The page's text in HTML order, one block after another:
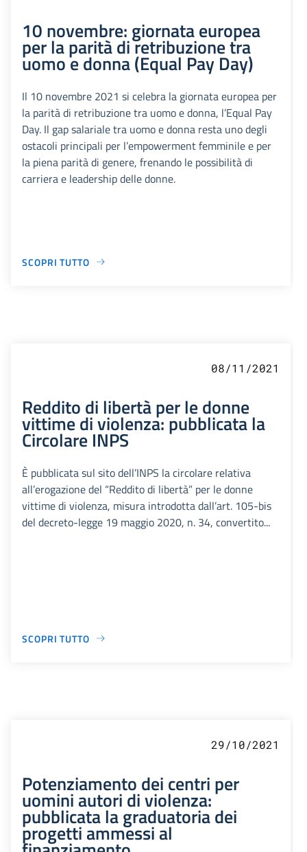
10 novembre: giornata europea
per la parità di retribuzione tra
uomo e donna (Equal Pay Day)
Il 10 novembre 2021 si celebra la giornata europea per
la parità di retribuzione tra uomo e donna, l’Equal Pay
Day. Il gap salariale tra uomo e donna resta uno degli
ostacoli principali per l’empowerment femminile e per
la piena parità di genere, frenando le possibilità di
carriera e leadership delle donne.
SCOPRI TUTTO
08/11/2021
Reddito di libertà per le donne
vittime di violenza: pubblicata la
Circolare INPS
È pubblicata sul sito dell’INPS la circolare relativa
all’erogazione del “Reddito di libertà” per le donne
vittime di violenza, misura introdotta dall’art. 105-bis
del decreto-legge 19 maggio 2020, n. 34, convertito...
SCOPRI TUTTO
29/10/2021
Potenziamento dei centri per
uomini autori di violenza:
pubblicata la graduatoria dei
progetti ammessi al